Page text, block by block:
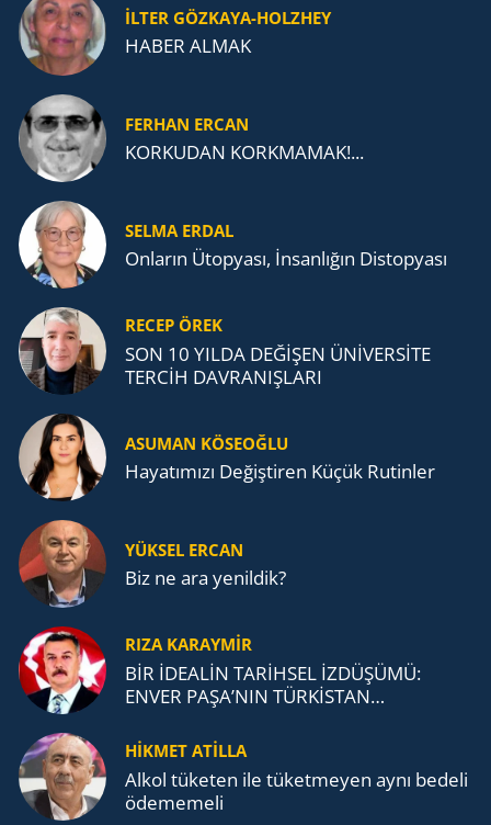
İLTER GÖZKAYA-HOLZHEY
HABER ALMAK
FERHAN ERCAN
KORKUDAN KORKMAMAK!...
SELMA ERDAL
Onların Ütopyası, İnsanlığın Distopyası
RECEP ÖREK
SON 10 YILDA DEĞİŞEN ÜNİVERSİTE
TERCİH DAVRANIŞLARI
ASUMAN KÖSEOĞLU
Ha­ya­tı­mı­zı De­ğiş­ti­ren Küçük Ru­tin­ler
YÜKSEL ERCAN
Biz ne ara yenildik?
RIZA KARAYMIR
BİR İDEALİN TARİHSEL İZDÜŞÜMÜ:
ENVER PAŞA’NIN TÜRKİSTAN
TEŞKİLATI’NA UZANAN MİRASI
HİKMET ATİLLA
Alkol tü­ke­ten ile tü­ket­me­yen aynı be­de­li
öde­me­me­li